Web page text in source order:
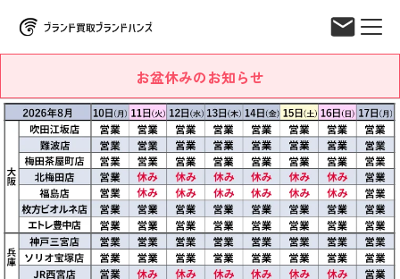
お盆休みのお知らせ